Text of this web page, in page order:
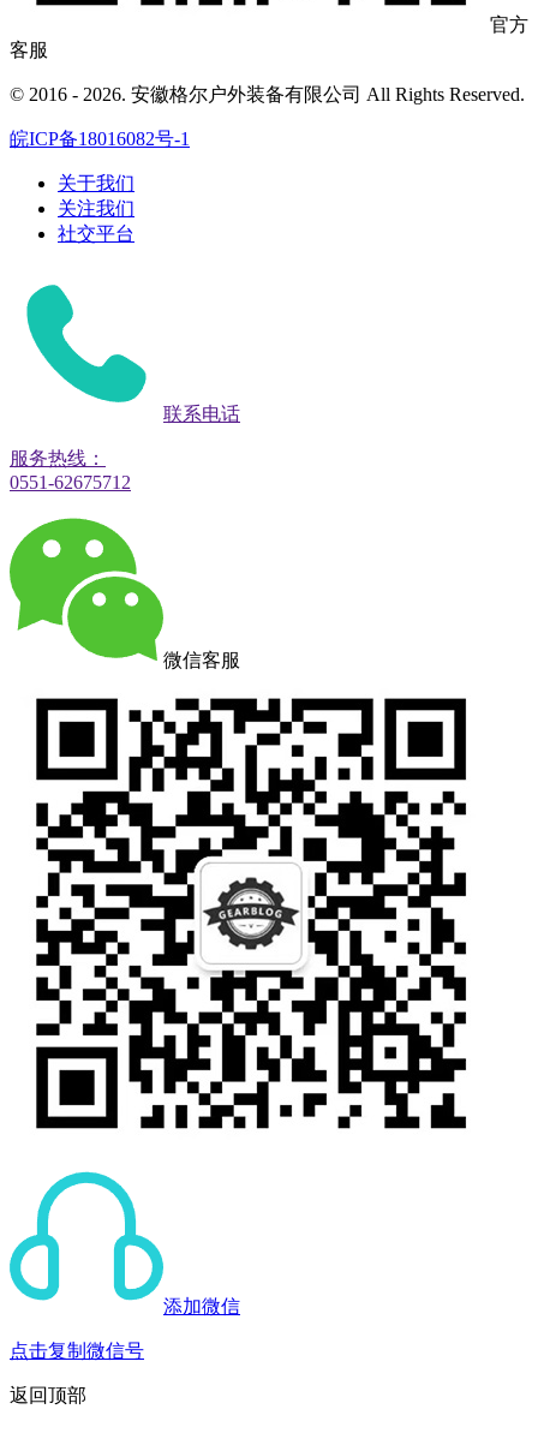
官方
客服
© 2016 - 2026. 安徽格尔户外装备有限公司 All Rights Reserved.
皖ICP备18016082号-1
关于我们
关注我们
社交平台
联系电话
服务热线：
0551-62675712
微信客服
添加微信
点击复制微信号
返回顶部